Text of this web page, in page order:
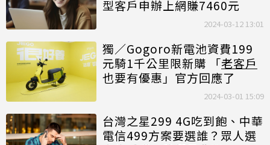
型客戶申辦上網賺7460元
2024-03-12 13:01
獨／Gogoro新電池資費199
元騎1千公里限新購 「老客戶
也要有優惠」官方回應了
2024-03-01 15:09
台灣之星299 4G吃到飽、中華
電信499方案要選誰？眾人選